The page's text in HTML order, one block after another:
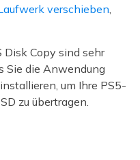
verschieben
Disk Copy sind sehr
Sie die Anwendung
um Ihre PS5-
zu übertragen.